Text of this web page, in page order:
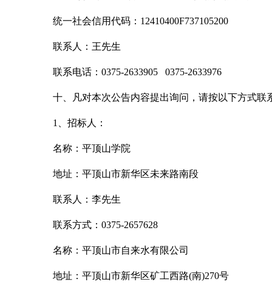
统一社会信用代码： 12410400F737105200
联系人：王先生
联系电话： 0375-2633905 0375-2633976
十、凡对本次公告内容提出询问，请按以下方式联
1 、招标人：
名称：平顶山学院
地址：平顶山市新华区未来路南段
联系人：李先生
联系方式： 0375-2657628
名称：平顶山市自来水有限公司
地址：平顶山市新华区矿工西路(南)270号